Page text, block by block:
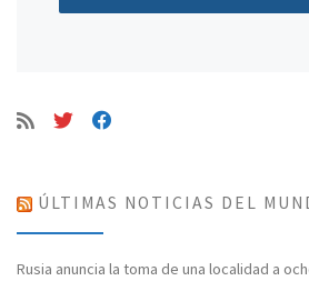
ÚLTIMAS NOTICIAS DEL
Rusia anuncia la toma de una localidad a